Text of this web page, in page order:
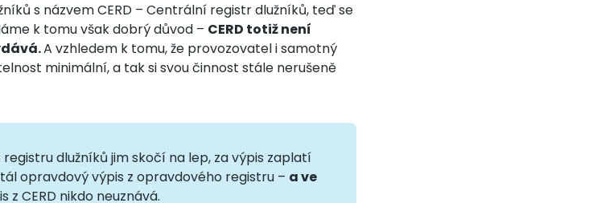
s názvem CERD – Centrální registr dlužníků, teď se
k tomu však dobrý důvod – CERD totiž není
A vzhledem k tomu, že provozovatel i samotný
minimální, a tak si svou činnost stále nerušeně
dlužníků jim skočí na lep, za výpis zaplatí
opravdový výpis z opravdového registru – a ve
z CERD nikdo neuznává.